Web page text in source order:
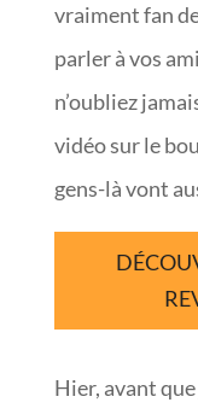
vraiment fan
parler à vos
n’oubliez
vidéo sur le
gens-là vont
Hier, avant